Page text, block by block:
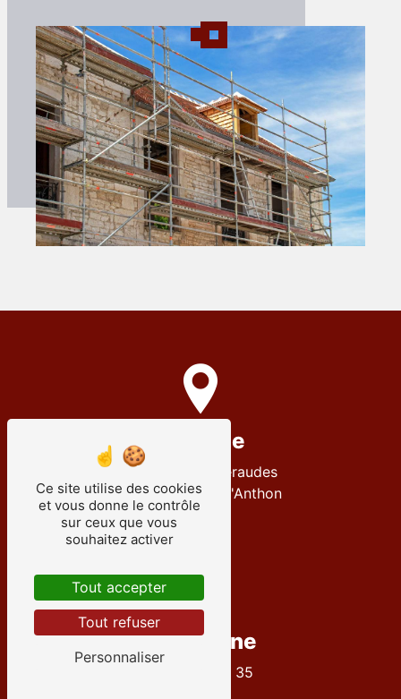
Adresse
12 Rue des Émeraudes
38280 Villette-d'Anthon
Téléphone
04 72 27 09 35
Ce site utilise des cookies
et vous donne le contrôle
sur ceux que vous
souhaitez activer
Tout accepter
Tout refuser
Personnaliser